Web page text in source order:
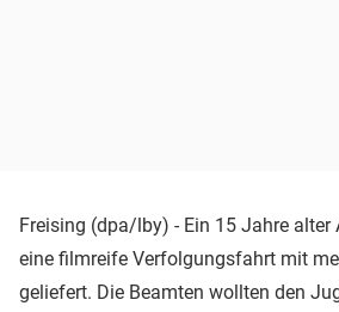
Freising (dpa/lby) - Ein 15 Jahre alter
eine filmreife Verfolgungsfahrt mit
geliefert. Die Beamten wollten den